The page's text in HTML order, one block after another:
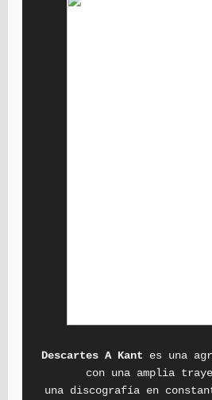
Descartes A Kant es una
con una amplia
una discografía en